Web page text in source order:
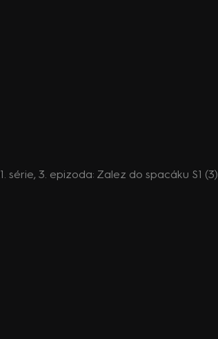
1. série, 3. epizoda: Zalez do spacáku S1 (3)